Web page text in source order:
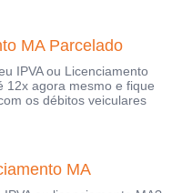
MA Parcelado
IPVA ou Licenciamento
12x agora mesmo e fique
os débitos veiculares
MA